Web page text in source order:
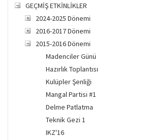
GEÇMİŞ ETKİNLİKLER
2024-2025 Dönemi
2016-2017 Dönemi
2015-2016 Dönemi
Madenciler Günü
Hazırlık Toplantısı
Kulüpler Şenliği
Mangal Partisi #1
Delme Patlatma
Teknik Gezi 1
IKZ'16